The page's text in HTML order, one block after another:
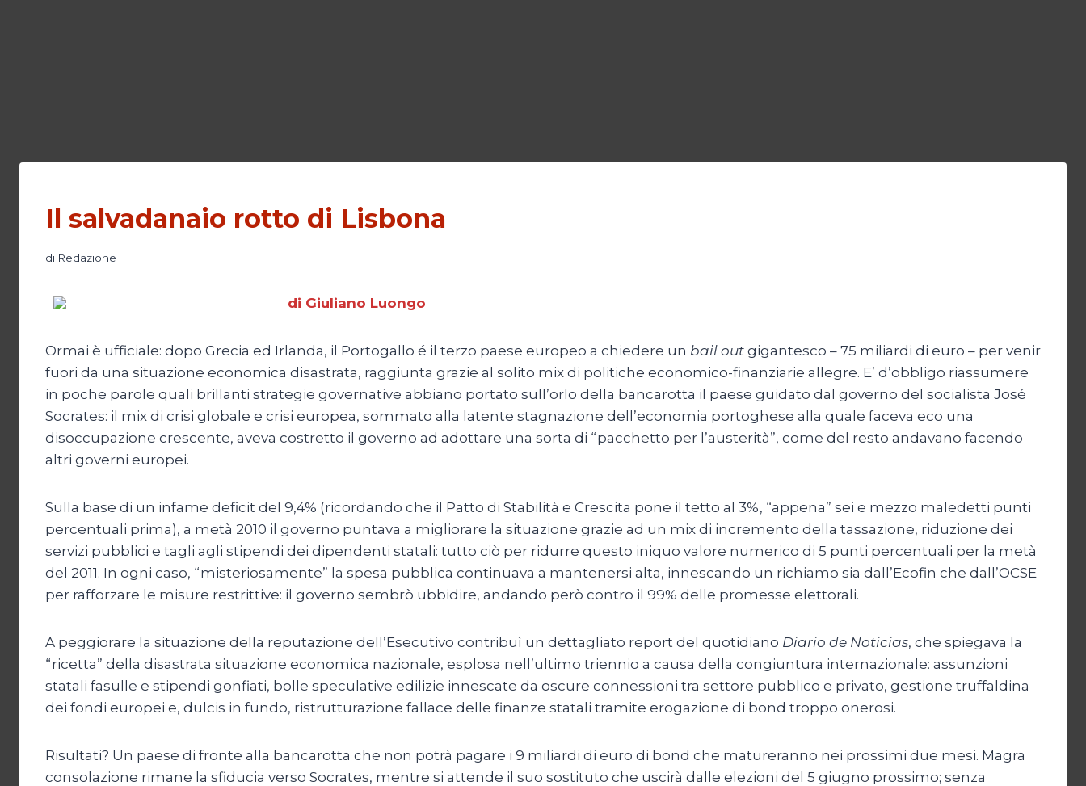
Il salvadanaio rotto di Lisbona
di Redazione
di Giuliano Luongo
Ormai è ufficiale: dopo Grecia ed Irlanda, il Portogallo é il terzo paese europeo a chiedere un bail out gigantesco – 75 miliardi di euro – per venir
fuori da una situazione economica disastrata, raggiunta grazie al solito mix di politiche economico-finanziarie allegre. E’ d’obbligo riassumere
in poche parole quali brillanti strategie governative abbiano portato sull’orlo della bancarotta il paese guidato dal governo del socialista José
Socrates: il mix di crisi globale e crisi europea, sommato alla latente stagnazione dell’economia portoghese alla quale faceva eco una
disoccupazione crescente, aveva costretto il governo ad adottare una sorta di “pacchetto per l’austerità”, come del resto andavano facendo
altri governi europei.
Sulla base di un infame deficit del 9,4% (ricordando che il Patto di Stabilità e Crescita pone il tetto al 3%, “appena” sei e mezzo maledetti punti
percentuali prima), a metà 2010 il governo puntava a migliorare la situazione grazie ad un mix di incremento della tassazione, riduzione dei
servizi pubblici e tagli agli stipendi dei dipendenti statali: tutto ciò per ridurre questo iniquo valore numerico di 5 punti percentuali per la metà
del 2011. In ogni caso, “misteriosamente” la spesa pubblica continuava a mantenersi alta, innescando un richiamo sia dall’Ecofin che dall’OCSE
per rafforzare le misure restrittive: il governo sembrò ubbidire, andando però contro il 99% delle promesse elettorali.
A peggiorare la situazione della reputazione dell’Esecutivo contribuì un dettagliato report del quotidiano Diario de Noticias, che spiegava la
“ricetta” della disastrata situazione economica nazionale, esplosa nell’ultimo triennio a causa della congiuntura internazionale: assunzioni
statali fasulle e stipendi gonfiati, bolle speculative edilizie innescate da oscure connessioni tra settore pubblico e privato, gestione truffaldina
dei fondi europei e, dulcis in fundo, ristrutturazione fallace delle finanze statali tramite erogazione di bond troppo onerosi.
Risultati? Un paese di fronte alla bancarotta che non potrà pagare i 9 miliardi di euro di bond che matureranno nei prossimi due mesi. Magra
consolazione rimane la sfiducia verso Socrates, mentre si attende il suo sostituto che uscirà dalle elezioni del 5 giugno prossimo; senza